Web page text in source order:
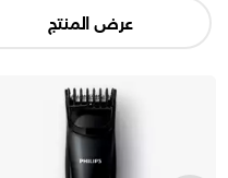
عرض المنتج